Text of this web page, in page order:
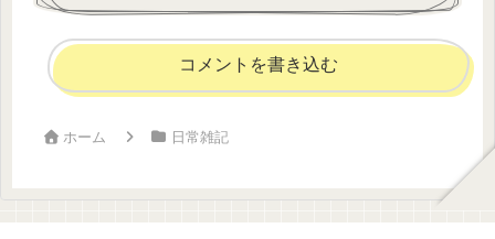
コメントを書き込む
ホーム 日常雑記